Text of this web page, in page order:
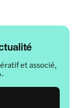
et associé,